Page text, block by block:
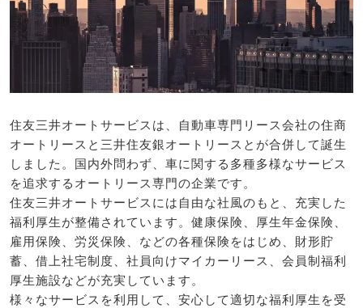
住友三井オートサービスは、自動車専門リース会社の住商
オートリースと三井住友銀オートリースとが合併して誕生
しました。国内外問わず、車に関する多種多様なサービス
を追求するオートリース専門の企業です。
住友三井オートサービスには自由な社風のもと、充実した
福利厚生が整備されています。健康保険、厚生年金保険、
雇用保険、労災保険、などの各種保険をはじめ、財形貯
蓄、借上社宅制度、社員向けマイカーリース、会員制福利
厚生施設などが充実しています。
様々なサービスを利用して、安心して適切な福利厚生を受